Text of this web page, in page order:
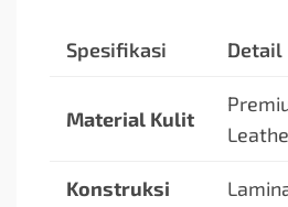
Spesifikasi Detail
Material Kulit
Konstruksi